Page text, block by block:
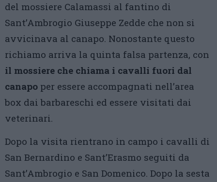
del mossiere Calamassi al fantino di
Sant’Ambrogio Giuseppe Zedde che non si
avvicinava al canapo. Nonostante questo
richiamo arriva la quinta falsa partenza, con
il mossiere che chiama i cavalli fuori dal
canapo per essere accompagnati nell’area
box dai barbareschi ed essere visitati dai
veterinari.
Dopo la visita rientrano in campo i cavalli di
San Bernardino e Sant’Erasmo seguiti da
Sant’Ambrogio e San Domenico. Dopo la sesta